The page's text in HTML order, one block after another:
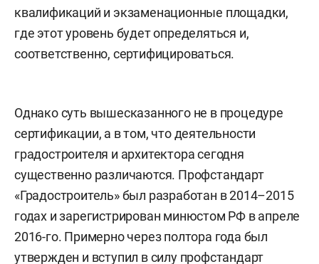
квалификаций и экзаменационные площадки,
где этот уровень будет определяться и,
соответственно, сертифицироваться.
Однако суть вышесказанного не в процедуре
сертификации, а в том, что деятельности
градостроителя и архитектора сегодня
существенно различаются. Профстандарт
«Градостроитель» был разработан в 2014–2015
годах и зарегистрирован минюстом РФ в апреле
2016-го. Примерно через полтора года был
утвержден и вступил в силу профстандарт